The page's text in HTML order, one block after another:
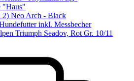
"Haus"
2) Neo Arch - Black
inkl. Messbecher
Triumph Seadov, Rot Gr. 10/11